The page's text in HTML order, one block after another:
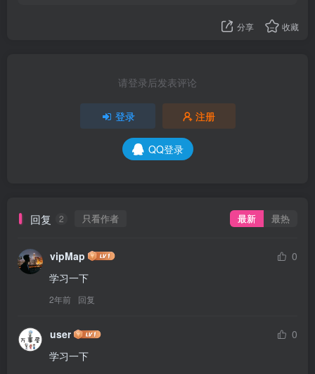
分享 收藏
请登录后发表评论
登录 注册
QQ登录
回复 2 只看作者 最新 最热
vipMap
0
学习一下
2年前 回复
user
0
学习一下